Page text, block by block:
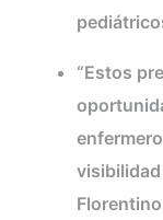
“Estos